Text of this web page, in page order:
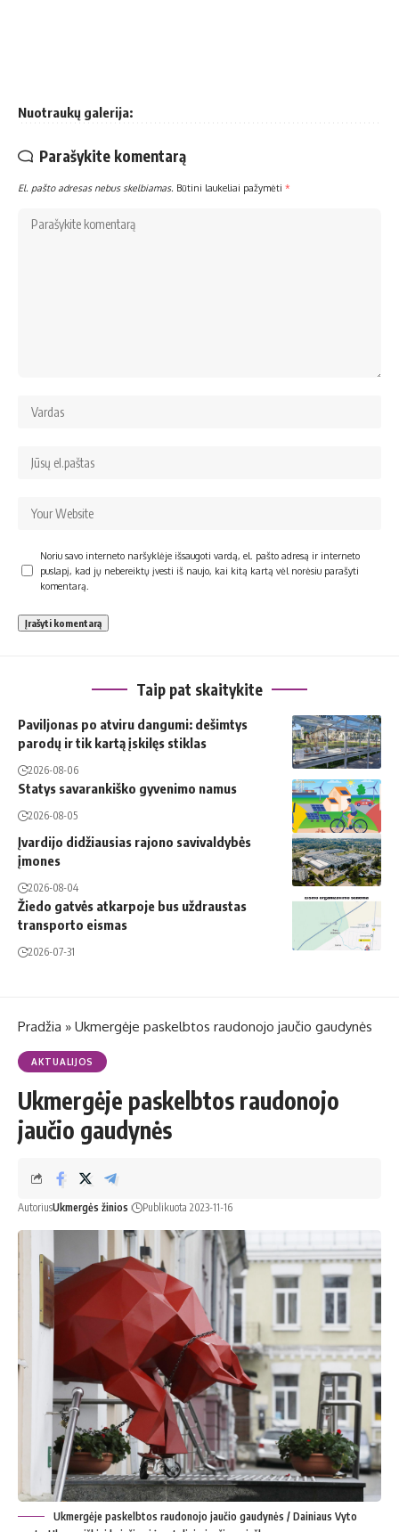
Nuotraukų galerija:
Parašykite komentarą
El. pašto adresas nebus skelbiamas. Būtini laukeliai pažymėti *
Noriu savo interneto naršyklėje išsaugoti vardą, el. pašto adresą ir interneto
puslapį, kad jų nebereiktų įvesti iš naujo, kai kitą kartą vėl norėsiu parašyti
komentarą.
Taip pat skaitykite
Paviljonas po atviru dangumi: dešimtys
parodų ir tik kartą įskilęs stiklas
2026-08-06
Statys savarankiško gyvenimo namus
2026-08-05
Įvardijo didžiausias rajono savivaldybės
įmones
2026-08-04
Žiedo gatvės atkarpoje bus uždraustas
transporto eismas
2026-07-31
Pradžia » Ukmergėje paskelbtos raudonojo jaučio gaudynės
AKTUALIJOS
Ukmergėje paskelbtos raudonojo
jaučio gaudynės
AutoriusUkmergės žinios Publikuota 2023-11-16
Ukmergėje paskelbtos raudonojo jaučio gaudynės / Dainiaus Vyto